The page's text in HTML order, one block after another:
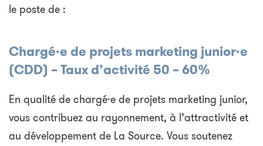
le poste de :
Chargé·e de projets marketing junior·e
(CDD) – Taux d’activité 50 – 60%
En qualité de chargé·e de projets marketing junior,
vous contribuez au rayonnement, à l’attractivité et
au développement de La Source. Vous soutenez